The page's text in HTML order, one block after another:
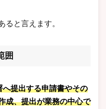
ると言えます。
囲
提出する申請書やその
成、提出が業務の中心で